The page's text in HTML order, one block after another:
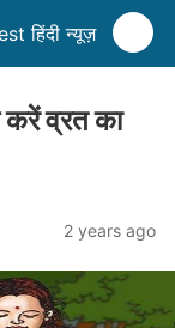
हिंदी न्यूज़
व्रत का
2 years ago